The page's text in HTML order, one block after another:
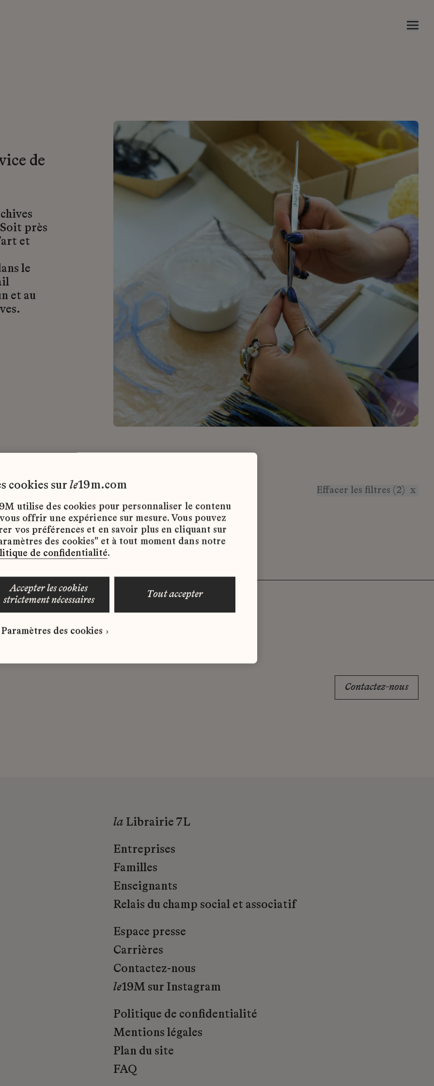
de
près
et
le
et au
Effacer les filtres (2) x
d’emploi disponibles pour le moment.
correspond à votre profil ?
spontanée dès maintenant.
Contactez-nous
la Librairie 7L
Entreprises
Familles
Enseignants
Relais du champ social et associatif
Espace presse
Carrières
Contactez-nous
le19M sur Instagram
Politique de confidentialité
Mentions légales
Plan du site
FAQ
cookies sur le19m.com
utilise des cookies pour personnaliser le contenu
offrir une expérience sur mesure. Vous pouvez
vos préférences et en savoir plus en cliquant sur
des cookies" et à tout moment dans notre
de confidentialité.
accepter les cookies
strictement nécessaires
tout accepter
Paramètres des cookies